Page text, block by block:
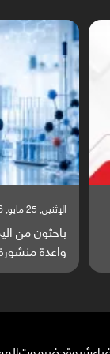
السبت, 23 مايو, 2026
صراع دولي
ساحة مواجهة